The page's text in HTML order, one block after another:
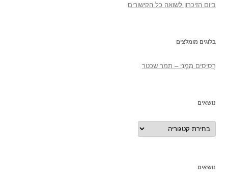
ביום הזיכרון לשואה כל הקישורים
בלוגים מומלצים
רְסִיסִים מִמֶנִי – תמר שכטר
נושאים
נושאים
נושאים